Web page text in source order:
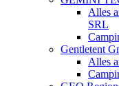
Alles
SRL
Gentletent
Alles